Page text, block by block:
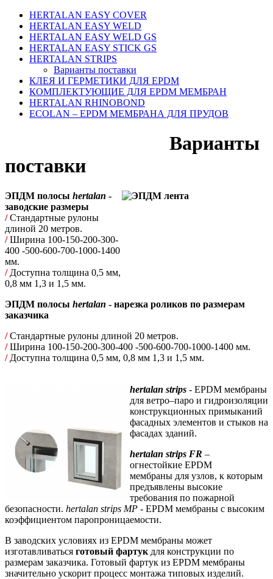
HERTALAN EASY COVER
HERTALAN EASY WELD
HERTALAN EASY WELD GS
HERTALAN EASY STICK GS
HERTALAN STRIPS
Варианты поставки
КЛЕЯ И ГЕРМЕТИКИ ДЛЯ EPDM
КОМПЛЕКТУЮЩИЕ ДЛЯ EPDM МЕМБРАН
HERTALAN RHINOBOND
ECOLAN – EPDM МЕМБРАНА ДЛЯ ПРУДОВ
Варианты
поставки
ЭПДМ полосы hertalan -
заводские размеры
/Стандартные рулоны
длиной 20 метров.
/Ширина 100-150-200-300-
400 -500-600-700-1000-1400
мм.
/Доступна толщина 0,5 мм,
0,8 мм 1,3 и 1,5 мм.
ЭПДМ полосы hertalan - нарезка роликов по размерам
заказчика
/Стандартные рулоны длиной 20 метров.
/Ширина 100-150-200-300-400 -500-600-700-1000-1400 мм.
/Доступна толщина 0,5 мм, 0,8 мм 1,3 и 1,5 мм.
hertalan strips - EPDM мембраны
для ветро–паро и гидроизоляции
конструкционных примыканий
фасадных элементов и стыков на
фасадах зданий.
hertalan strips FR –
огнестойкие EPDM
мембраны для узлов, к которым
предъявлены высокие
требования по пожарной
безопасности. hertalan strips МР - EPDM мембраны с высоким
коэффициентом паропроницаемости.
В заводских условиях из EPDM мембраны может
изготавливаться готовый фартук для конструкции по
размерам заказчика. Готовый фартук из EPDM мембраны
значительно ускорит процесс монтажа типовых изделий.